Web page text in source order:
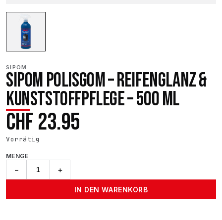
SIPOM
SIPOM POLISGOM – REIFENGLANZ &
KUNSTSTOFFPFLEGE – 500 ML
CHF23.95
Vorrätig
MENGE
− +
IN DEN WARENKORB